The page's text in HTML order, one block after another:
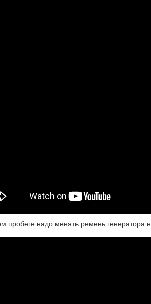
пробеге надо менять ремень генератора